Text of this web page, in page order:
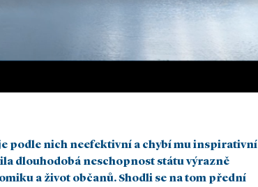
podle nich neefektivní a chybí mu inspirativní
dlouhodobá neschopnost státu výrazně
a život občanů. Shodli se na tom přední